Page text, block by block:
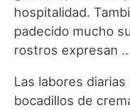
hospitalidad.
padecido mucho
rostros expresan …
Las labores
bocadillos de